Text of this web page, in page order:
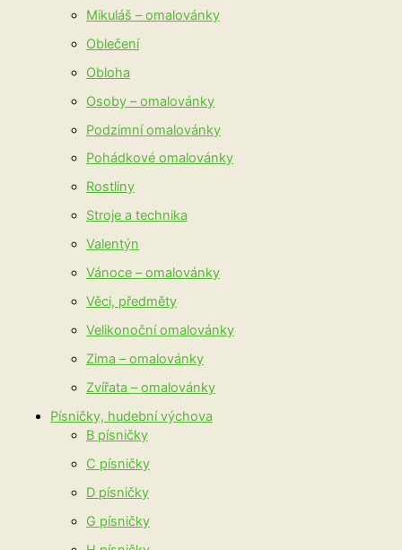
Mikuláš – omalovánky
Oblečení
Obloha
Osoby – omalovánky
Podzimní omalovánky
Pohádkové omalovánky
Rostliny
Stroje a technika
Valentýn
Vánoce – omalovánky
Věci, předměty
Velikonoční omalovánky
Zima – omalovánky
Zvířata – omalovánky
Písničky, hudební výchova
B písničky
C písničky
D písničky
G písničky